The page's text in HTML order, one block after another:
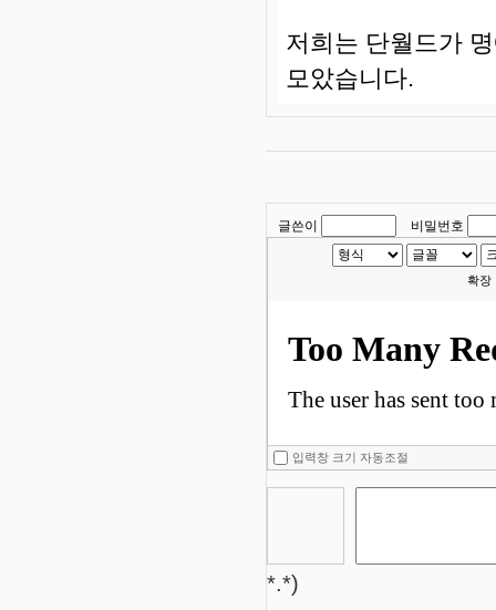
저희는 단월드가
모았습니다.
글쓴이 비밀번호
확장
입력창 크기 자동조절
*.*)